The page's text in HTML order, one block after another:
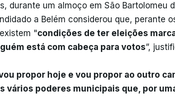
durante um almoço em São Bartolomeu
a Belém considerou que, perante
"condições de ter eleições
está com cabeça para votos”,
propor hoje e vou propor ao outro
vários poderes municipais que, por